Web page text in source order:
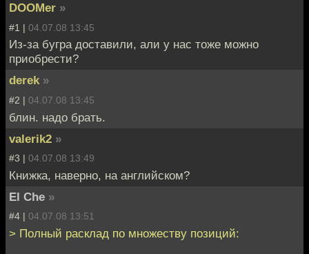
DOOMer »
#1 | 04.07.08 13:45
Из-за бугра доставили, али у нас тоже можно
приобрести?
derek »
#2 | 04.07.08 13:45
блин. надо брать.
valerik2 »
#3 | 04.07.08 13:49
Книжка, наверно, на английском?
El Che »
#4 | 04.07.08 13:51
> Полный расклад по множеству позиций: